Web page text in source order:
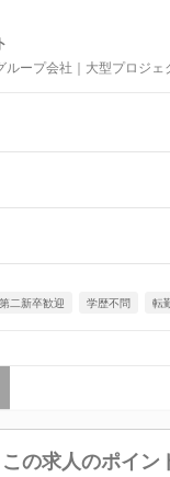
ループ会社｜大型プロジェ
第二新卒歓迎 学歴不問 転
この求人のポイン